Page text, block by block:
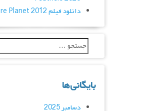
دانلود فیلم Adventure Planet 2012
بایگانی‌ها
دسامبر 2025